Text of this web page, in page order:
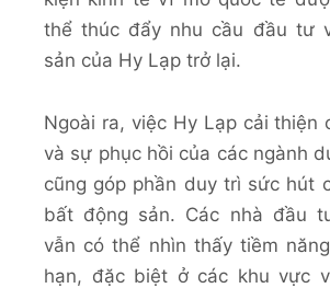
thể thúc đẩy nhu cầu đầu tư
sản của Hy Lạp trở lại.
Ngoài ra, việc Hy Lạp cải thiện
và sự phục hồi của các ngành
cũng góp phần duy trì sức hút
bất động sản. Các nhà đầu
vẫn có thể nhìn thấy tiềm
hạn, đặc biệt ở các khu vực